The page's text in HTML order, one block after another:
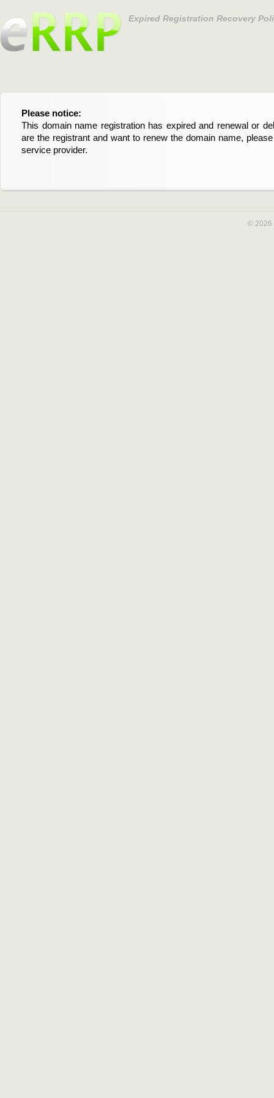
Expired Registration Recovery
Please notice:
This domain name registration has expired and renewal or
are the registrant and want to renew the domain name,
service provider.
Bitte beachten Sie:
Diese Domainregistrierung ist abgelaufen und die
Domain stehen an. Wenn Sie der Registrant sind und
verlängern möchten, kontaktieren Sie bitte Ihren Service-
© 2026